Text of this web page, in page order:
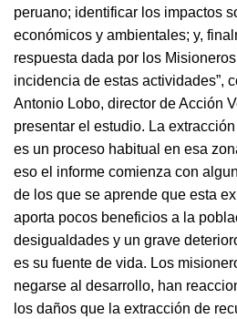
peruano; identificar los impactos
económicos y ambientales; y,
respuesta dada por los
incidencia de estas actividades”,
Antonio Lobo, director de Acción
presentar el estudio. La
es un proceso habitual en esa
eso el informe comienza con
de los que se aprende que esta
aporta pocos beneficios a la
desigualdades y un grave
es su fuente de vida. Los
negarse al desarrollo, han
los daños que la extracción de